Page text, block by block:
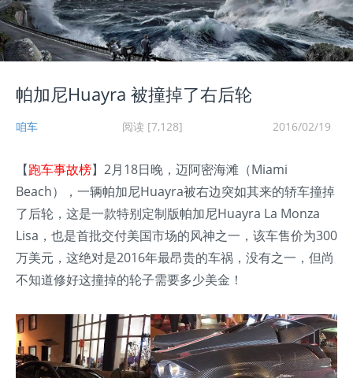
帕加尼Huayra 被撞掉了右后轮
咱车 阅读 [7,128] 2016/02/19
【跑车事故榜】2月18日晚，迈阿密海滩（Miami
Beach），一辆帕加尼Huayra被右边突如其来的轿车撞掉
了后轮，这是一款特别定制版帕加尼Huayra La Monza
Lisa，也是首批交付美国市场的风神之一，该车售价为300
万美元，这绝对是2016年最昂贵的车祸，没有之一，但尚
不知道修好这撞掉的轮子需要多少美金！